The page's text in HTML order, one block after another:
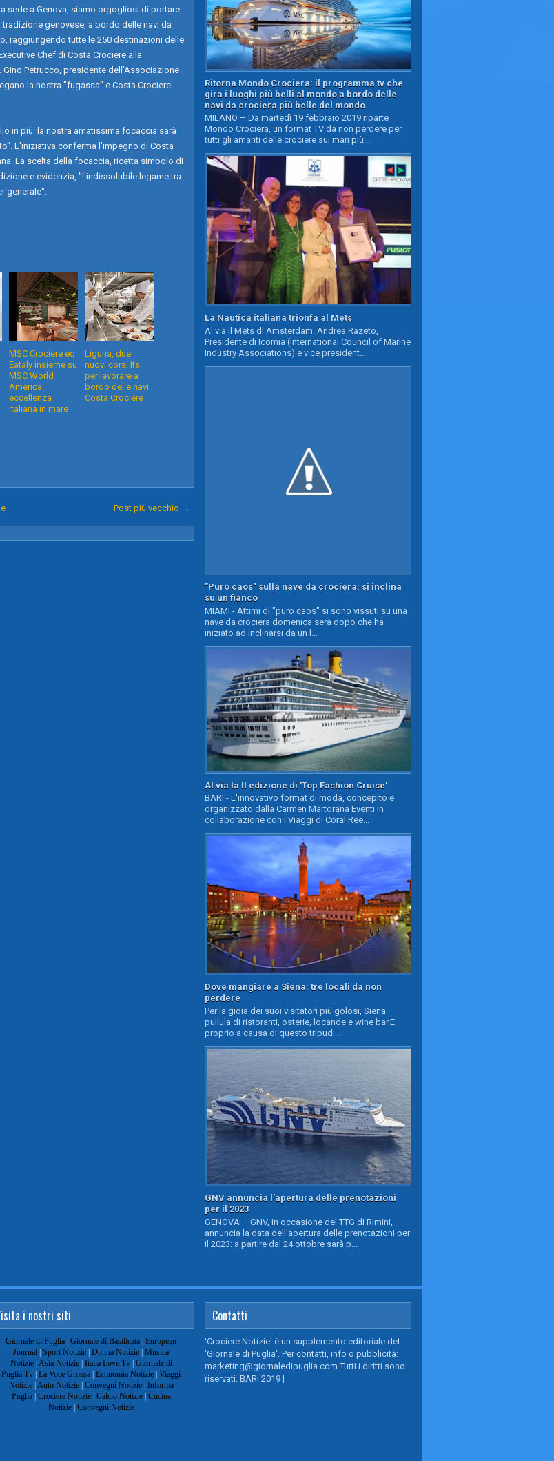
sede a Genova, siamo orgogliosi di portare
genovese, a bordo delle navi da
raggiungendo tutte le 250 destinazioni delle
Chef di Costa Crociere alla
Petrucco, presidente dell'Associazione
la nostra "fugassa" e Costa Crociere
in più: la nostra amatissima focaccia sarà
L'iniziativa conferma l'impegno di Costa
La scelta della focaccia, ricetta simbolo di
e evidenzia, "l'indissolubile legame tra
generale".
MSC Crociere ed
Eataly insieme su
MSC World
America:
eccellenza
italiana in mare
Liguria, due
nuovi corsi Its
per lavorare a
bordo delle navi
Costa Crociere
Post più vecchio →
Ritorna Mondo Crociera: il programma tv che
gira i luoghi più belli al mondo a bordo delle
navi da crociera più belle del mondo
MILANO – Da martedì 19 febbraio 2019 riparte
Mondo Crociera, un format TV da non perdere per
tutti gli amanti delle crociere sui mari più...
La Nautica italiana trionfa al Mets
Al via il Mets di Amsterdam. Andrea Razeto,
Presidente di Icomia (International Council of Marine
Industry Associations) e vice president...
"Puro caos" sulla nave da crociera: si inclina
su un fianco
MIAMI - Attimi di "puro caos" si sono vissuti su una
nave da crociera domenica sera dopo che ha
iniziato ad inclinarsi da un l...
Al via la II edizione di 'Top Fashion Cruise'
BARI - L'innovativo format di moda, concepito e
organizzato dalla Carmen Martorana Eventi in
collaborazione con I Viaggi di Coral Ree...
Dove mangiare a Siena: tre locali da non
perdere
Per la gioia dei suoi visitatori più golosi, Siena
pullula di ristoranti, osterie, locande e wine bar.E
proprio a causa di questo tripudi...
GNV annuncia l'apertura delle prenotazioni
per il 2023
GENOVA – GNV, in occasione del TTG di Rimini,
annuncia la data dell’apertura delle prenotazioni per
il 2023: a partire dal 24 ottobre sarà p...
i nostri siti
Giornale di Puglia | Giornale di Basilicata | European
Journal | Sport Notizie | Donna Notizie | Musica
Notizie| Asia Notizie| Italia Love Tv| Giornale di
Puglia Tv | La Voce Grossa | Economia Notizie | Viaggi
Notizie| Auto Notizie| Convegni Notizie| Informa
Puglia| Crociere Notizie| Calcio Notizie| Cucina
Notizie| Convegni Notizie
Contatti
'Crociere Notizie' è un supplemento editoriale del
'Giornale di Puglia'. Per contatti, info o pubblicità:
marketing@giornaledipuglia.com Tutti i diritti sono
riservati. BARI 2019 |